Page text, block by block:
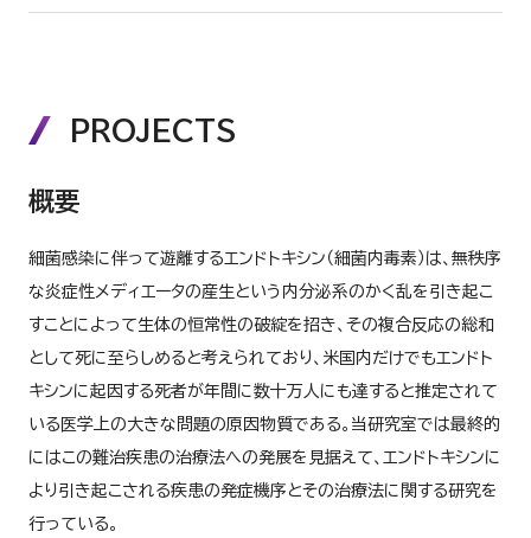
PROJECTS
概要
細菌感染に伴って遊離するエンドトキシン（細菌内毒素）は、無秩序
な炎症性メディエータの産生という内分泌系のかく乱を引き起こ
すことによって生体の恒常性の破綻を招き、その複合反応の総和
として死に至らしめると考えられており、米国内だけでもエンドト
キシンに起因する死者が年間に数十万人にも達すると推定されて
いる医学上の大きな問題の原因物質である。当研究室では最終的
にはこの難治疾患の治療法への発展を見据えて、エンドトキシンに
より引き起こされる疾患の発症機序とその治療法に関する研究を
行っている。
薬物療法学研究室
薬理学研究室